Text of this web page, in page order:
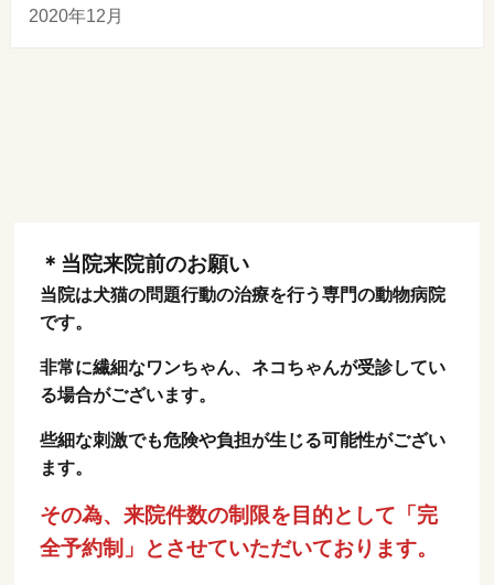
2020年12月
＊当院来院前のお願い
当院は犬猫の問題行動の治療を行う専門の動物病院
です。
非常に繊細なワンちゃん、ネコちゃんが受診してい
る場合がございます。
些細な刺激でも危険や負担が生じる可能性がござい
ます。
その為、来院件数の制限を目的として「完
全予約制」とさせていただいております。